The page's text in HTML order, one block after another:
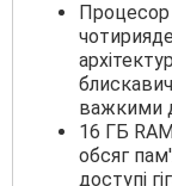
важкими
16 ГБ
обсяг
доступі